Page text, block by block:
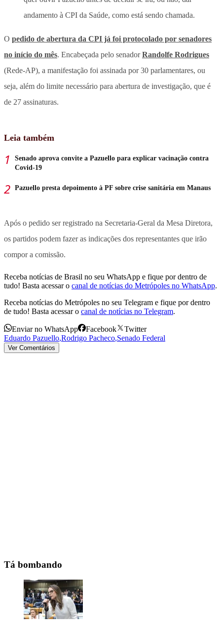
andamento à CPI da Saúde, como está sendo chamada.
O pedido de abertura da CPI já foi protocolado por senadores
no início do mês. Encabeçada pelo senadorRandolfe Rodrigues
(Rede-AP), a manifestação foi assinada por 30 parlamentares, ou
seja, além do limite necessário para abertura de investigação, que é
de 27 assinaturas.
Leia também
Senado aprova convite a Pazuello para explicar vacinação contra
Covid-19
Pazuello presta depoimento à PF sobre crise sanitária em Manaus
Após o pedido ser registrado na Secretaria-Geral da Mesa Diretora,
os partidos podem fazer as indicações dos representantes que irão
compor a comissão.
Receba notícias de Brasil no seu WhatsApp e fique por dentro de
tudo! Basta acessar o canal de notícias do Metrópoles no WhatsApp.
Receba notícias do Metrópoles no seu Telegram e fique por dentro
de tudo! Basta acessar o canal de notícias no Telegram.
Enviar no WhatsApp Facebook
Twitter
Eduardo Pazuello,Rodrigo Pacheco,Senado Federal
Ver Comentários
Tá bombando